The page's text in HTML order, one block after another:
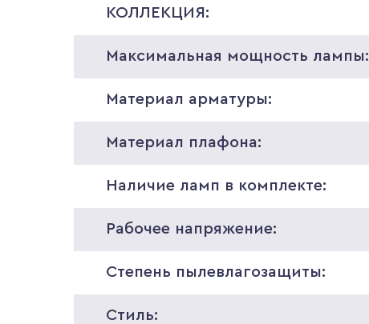
КОЛЛЕКЦИЯ:
Максимальная мощность лампы:
Материал арматуры:
Материал плафона:
Наличие ламп в комплекте:
Рабочее напряжение:
Степень пылевлагозащиты:
Стиль: